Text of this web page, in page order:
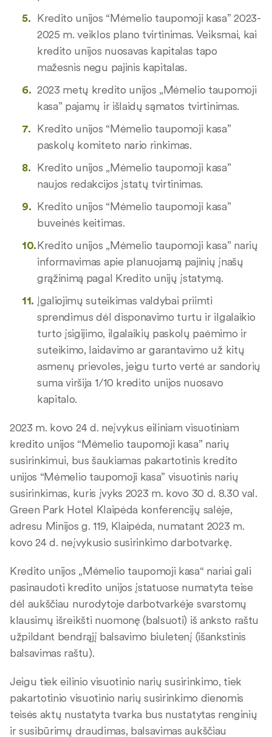
Kredito unijos “Mėmelio taupomoji kasa” 2023-
2025 m. veiklos plano tvirtinimas. Veiksmai, kai
kredito unijos nuosavas kapitalas tapo
mažesnis negu pajinis kapitalas.
2023 metų kredito unijos „Mėmelio taupomoji
kasa” pajamų ir išlaidų sąmatos tvirtinimas.
Kredito unijos “Mėmelio taupomoji kasa”
paskolų komiteto nario rinkimas.
Kredito unijos „Mėmelio taupomoji kasa”
naujos redakcijos įstatų tvirtinimas.
Kredito unijos “Mėmelio taupomoji kasa”
buveinės keitimas.
Kredito unijos „Mėmelio taupomoji kasa” narių
informavimas apie planuojamą pajinių įnašų
grąžinimą pagal Kredito unijų įstatymą.
Įgaliojimų suteikimas valdybai priimti
sprendimus dėl disponavimo turtu ir ilgalaikio
turto įsigijimo, ilgalaikių paskolų paėmimo ir
suteikimo, laidavimo ar garantavimo už kitų
asmenų prievoles, jeigu turto vertė ar sandorių
suma viršija 1/10 kredito unijos nuosavo
kapitalo.
2023 m. kovo 24 d. neįvykus eiliniam visuotiniam
kredito unijos “Mėmelio taupomoji kasa” narių
susirinkimui, bus šaukiamas pakartotinis kredito
unijos “Mėmelio taupomoji kasa” visuotinis narių
susirinkimas, kuris įvyks 2023 m. kovo 30 d. 8.30 val.
Green Park Hotel Klaipėda konferencijų salėje,
adresu Minijos g. 119, Klaipėda, numatant 2023 m.
kovo 24 d. neįvykusio susirinkimo darbotvarkę.
Kredito unijos „Mėmelio taupomoji kasa“ nariai gali
pasinaudoti kredito unijos įstatuose numatyta teise
dėl aukščiau nurodytoje darbotvarkėje svarstomų
klausimų išreikšti nuomonę (balsuoti) iš anksto raštu
užpildant bendrąjį balsavimo biuletenį (išankstinis
balsavimas raštu).
Jeigu tiek eilinio visuotinio narių susirinkimo, tiek
pakartotinio visuotinio narių susirinkimo dienomis
teisės aktų nustatyta tvarka bus nustatytas renginių
ir susibūrimų draudimas, balsavimas aukščiau